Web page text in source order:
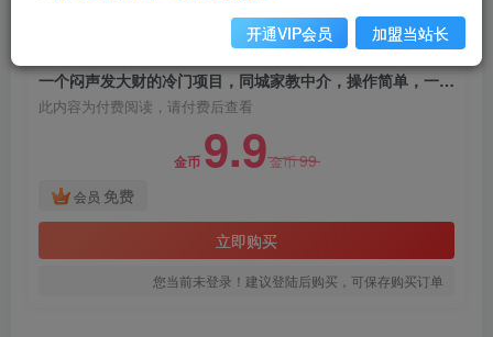
1921 116
一个闷声发大财的冷门项目，同城家教中介，操作简单，一个月变现7000+，保姆级教程
此内容为付费阅读，请付费后查看
金币 9.9金币99
会员 免费
立即购买
您当前未登录！建议登陆后购买，可保存购买订单
开通VIP会员 加盟当站长